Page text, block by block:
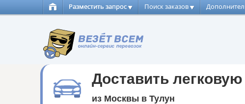
Разместить запрос Поиск заказов
Доставить
из Москвы в Тулун